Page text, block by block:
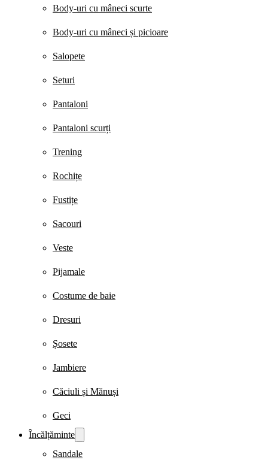
Body-uri cu mâneci scurte
Body-uri cu mâneci și picioare
Salopete
Seturi
Pantaloni
Pantaloni scurți
Trening
Rochițe
Fustițe
Sacouri
Veste
Pijamale
Costume de baie
Dresuri
Șosete
Jambiere
Căciuli și Mănuși
Geci
Încălțăminte
Sandale